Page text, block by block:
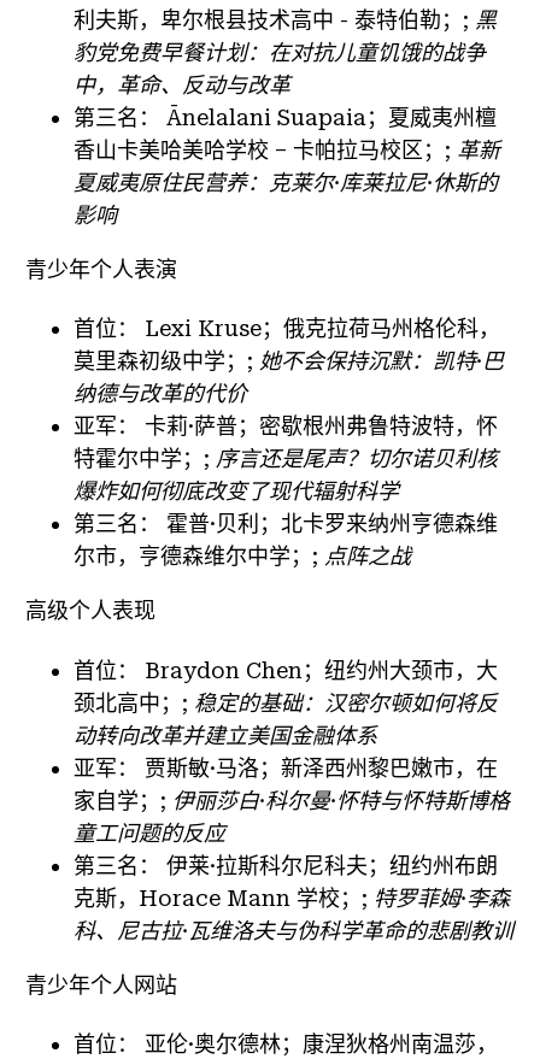
利夫斯，卑尔根县技术高中 - 泰特伯勒；; 黑
豹党免费早餐计划：在对抗儿童饥饿的战争
中，革命、反动与改革
第三名： Ānelalani Suapaia；夏威夷州檀
香山卡美哈美哈学校 – 卡帕拉马校区；; 革新
夏威夷原住民营养：克莱尔·库莱拉尼·休斯的
影响
青少年个人表演
首位： Lexi Kruse；俄克拉荷马州格伦科，
莫里森初级中学；; 她不会保持沉默：凯特·巴
纳德与改革的代价
亚军： 卡莉·萨普；密歇根州弗鲁特波特，怀
特霍尔中学；; 序言还是尾声？切尔诺贝利核
爆炸如何彻底改变了现代辐射科学
第三名： 霍普·贝利；北卡罗来纳州亨德森维
尔市，亨德森维尔中学；; 点阵之战
高级个人表现
首位： Braydon Chen；纽约州大颈市，大
颈北高中；; 稳定的基础：汉密尔顿如何将反
动转向改革并建立美国金融体系
亚军： 贾斯敏·马洛；新泽西州黎巴嫩市，在
家自学；; 伊丽莎白·科尔曼·怀特与怀特斯博格
童工问题的反应
第三名： 伊莱·拉斯科尔尼科夫；纽约州布朗
克斯，Horace Mann 学校；; 特罗菲姆·李森
科、尼古拉·瓦维洛夫与伪科学革命的悲剧教训
青少年个人网站
首位： 亚伦·奥尔德林；康涅狄格州南温莎，